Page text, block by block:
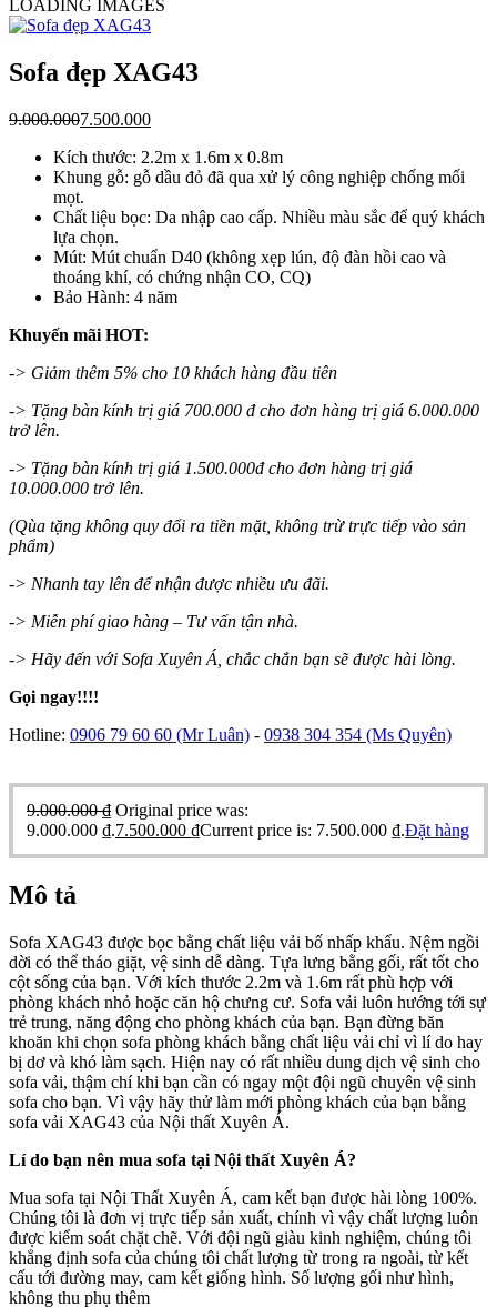
LOADING IMAGES
Sofa đẹp XAG43
9.000.0007.500.000
Kích thước: 2.2m x 1.6m x 0.8m
Khung gỗ: gỗ dầu đỏ đã qua xử lý công nghiệp chống mối
mọt.
Chất liệu bọc: Da nhập cao cấp. Nhiều màu sắc để quý khách
lựa chọn.
Mút: Mút chuẩn D40 (không xẹp lún, độ đàn hồi cao và
thoáng khí, có chứng nhận CO, CQ)
Bảo Hành: 4 năm
Khuyến mãi HOT:
-> Giảm thêm 5% cho 10 khách hàng đầu tiên
-> Tặng bàn kính trị giá 700.000 đ cho đơn hàng trị giá 6.000.000
trở lên.
-> Tặng bàn kính trị giá 1.500.000đ cho đơn hàng trị giá
10.000.000 trở lên.
(Qùa tặng không quy đổi ra tiền mặt, không trừ trực tiếp vào sản
phẩm)
-> Nhanh tay lên để nhận được nhiều ưu đãi.
-> Miễn phí giao hàng – Tư vấn tận nhà.
-> Hãy đến với Sofa Xuyên Á, chắc chắn bạn sẽ được hài lòng.
Gọi ngay!!!!
Hotline: 0906 79 60 60 (Mr Luân) - 0938 304 354 (Ms Quyên)
9.000.000₫ Original price was:
9.000.000 ₫.7.500.000 ₫Current price is: 7.500.000 ₫.Đặt hàng
Mô tả
Sofa XAG43 được bọc bằng chất liệu vải bố nhấp khẩu. Nệm ngồi
dời có thể tháo giặt, vệ sinh dễ dàng. Tựa lưng bằng gối, rất tốt cho
cột sống của bạn. Với kích thước 2.2m và 1.6m rất phù hợp với
phòng khách nhỏ hoặc căn hộ chưng cư. Sofa vải luôn hướng tới sự
trẻ trung, năng động cho phòng khách của bạn. Bạn đừng băn
khoăn khi chọn sofa phòng khách bằng chất liệu vải chỉ vì lí do hay
bị dơ và khó làm sạch. Hiện nay có rất nhiều dung dịch vệ sinh cho
sofa vải, thậm chí khi bạn cần có ngay một đội ngũ chuyên vệ sinh
sofa cho bạn. Vì vậy hãy thử làm mới phòng khách của bạn bằng
sofa vải XAG43 của Nội thất Xuyên Á.
Lí do bạn nên mua sofa tại Nội thất Xuyên Á?
Mua sofa tại Nội Thất Xuyên Á, cam kết bạn được hài lòng 100%.
Chúng tôi là đơn vị trực tiếp sản xuất, chính vì vậy chất lượng luôn
được kiểm soát chặt chẽ. Với đội ngũ giàu kinh nghiệm, chúng tôi
khẳng định sofa của chúng tôi chất lượng từ trong ra ngoài, từ kết
cấu tới đường may, cam kết giống hình. Số lượng gối như hình,
không thu phụ thêm